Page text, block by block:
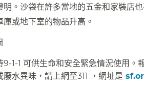
明。沙袋在許多當地的五金和家裝店也
庫或地下室的物品升高。​​
9-1-1 可供生命和安全緊急情況使用。
廢水異味，請上網至311 ，網址是